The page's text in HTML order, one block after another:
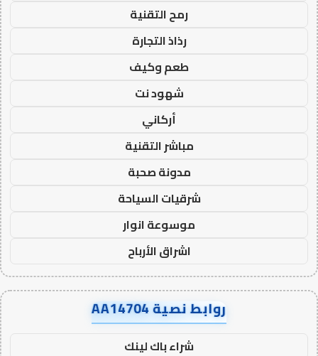
رمح التقنية
رذاذ التجارة
طعم وكيف
شهود نت
أركاني
مباشر التقنية
مدونة صحبة
شرقيات السياحة
موسوعة انوار
اشراق الأرباح
روابط نصية AA14704
شراء باك لينك